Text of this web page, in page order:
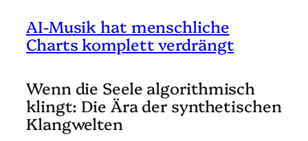
AI-Musik hat menschliche
Charts komplett verdrängt
Wenn die Seele algorithmisch
klingt: Die Ära der synthetischen
Klangwelten